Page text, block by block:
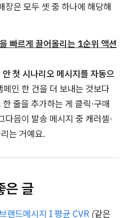
장은 모두 셋 중 하나에 해당해
빠르게 끌어올리는 1순위 액션
첫 시나리오 메시지를 자동으
페인 한 건을 더 보내는 것보다
줄을 추가하는 게 클릭·구매
다음이 발송 메시지 중 캐러셀·
는 거예요.
은 글
랜드메시지 I 평균 CVR (같은